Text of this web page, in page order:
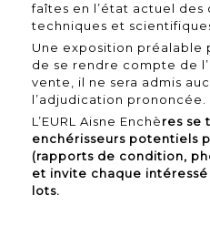
faîtes en l’état actuel des
techniques et
Une exposition préalable
de se rendre compte de
vente, il ne sera admis
l’adjudication prononcée.
L’EURL Aisne Enchères se
enchérisseurs potentiels
(rapports de condition,
et invite chaque
lots.